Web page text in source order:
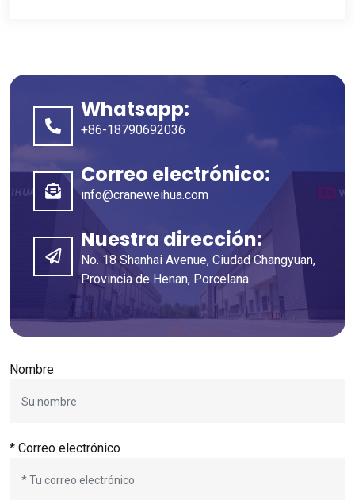
Whatsapp:
+86-18790692036
Correo electrónico:
info@craneweihua.com
Nuestra dirección:
No. 18 Shanhai Avenue, Ciudad Changyuan,
Provincia de Henan, Porcelana.
Nombre
* Correo electrónico